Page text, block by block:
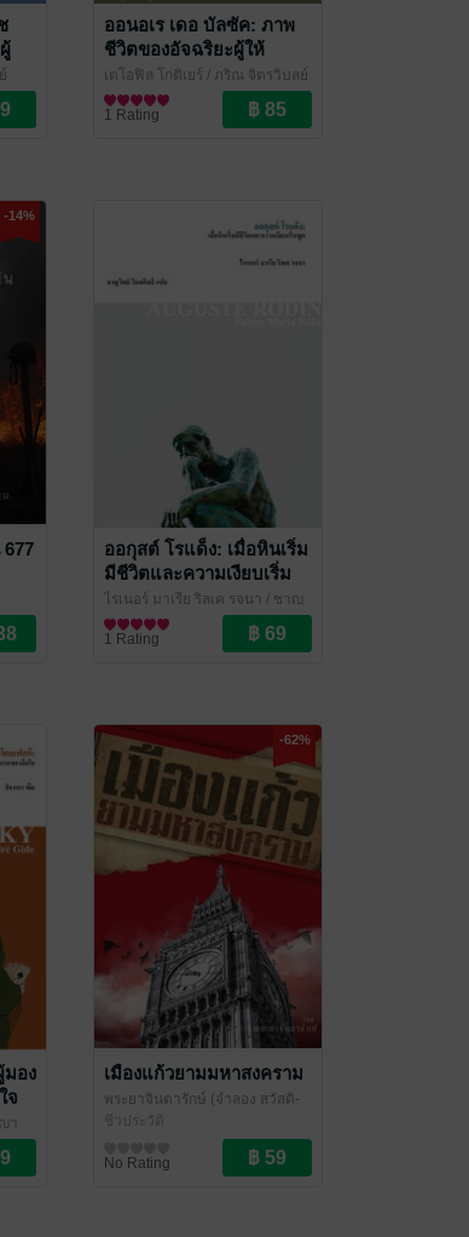
ออนอเร เดอ บัลซัค: ภาพ
ชีวิตของอัจฉริยะผู้ให้
กำเนิดจักรวาลวรรณกรรม
อันยิ่งใหญ่ (Honoré de
Balzac)
เตโอฟิล โกติเยร์ / ภูริณ จิตรวิบูลย์
แปล/ ไศเลนทร์
ชีวประวัติ
1 Rating
-14%
677
ออกุสต์ โรแด็ง: เมื่อหินเริ่ม
มีชีวิตและความเงียบเริ่ม
พูด (Auguste Rodin)
ไรเนอร์ มาเรีย ริลเค รจนา / ชาญ
วิทย์ วิมลศิลป์ แปล
/ ไศเลนทร์
ชีวประวัติ
1 Rating
อง
จ
า
-62%
เมืองแก้วยามมหาสงคราม
พระยาจินดารักษ์ (จำลอง สวัสดิ-
ชูโต)
ชีวประวัติ
No Rating